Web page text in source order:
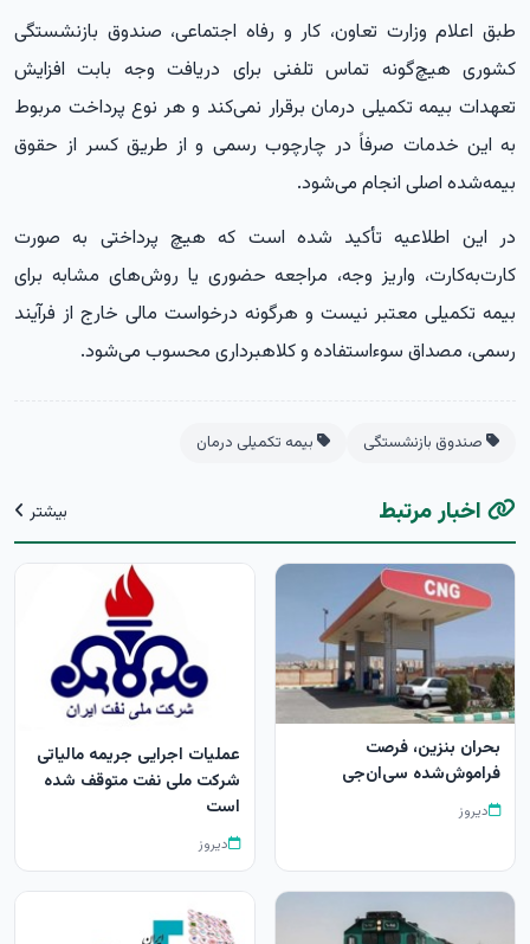
طبق اعلام وزارت تعاون، کار و رفاه اجتماعی، صندوق بازنشستگی
کشوری هیچ‌گونه تماس تلفنی برای دریافت وجه بابت افزایش
تعهدات بیمه تکمیلی درمان برقرار نمی‌کند و هر نوع پرداخت مربوط
به این خدمات صرفاً در چارچوب رسمی و از طریق کسر از حقوق
بیمه‌شده اصلی انجام می‌شود.
در این اطلاعیه تأکید شده است که هیچ پرداختی به صورت
کارت‌به‌کارت، واریز وجه، مراجعه حضوری یا روش‌های مشابه برای
بیمه تکمیلی معتبر نیست و هرگونه درخواست مالی خارج از فرآیند
رسمی، مصداق سوءاستفاده و کلاهبرداری محسوب می‌شود.
صندوق بازنشستگی بیمه تکمیلی درمان
اخبار مرتبط بیشتر
بحران بنزین، فرصت
فراموش‌شده سی‌ان‌جی
دیروز
عملیات اجرایی جریمه مالیاتی
شرکت ملی نفت متوقف شده
است
دیروز